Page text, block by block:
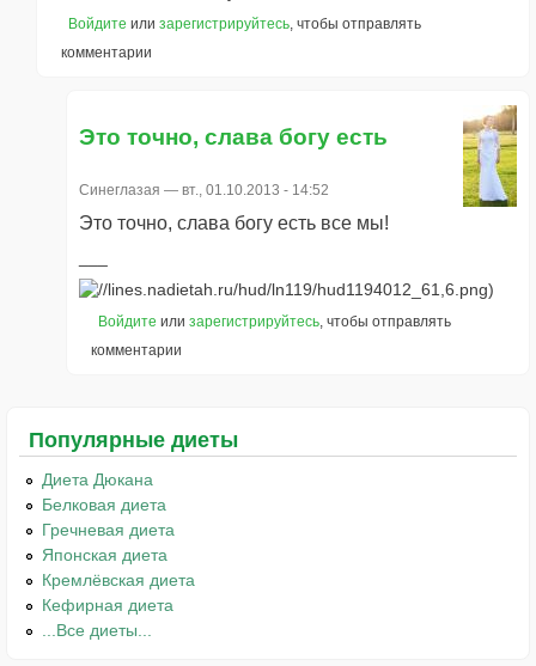
Войдите или зарегистрируйтесь, чтобы отправлять
комментарии
Это точно, слава богу есть
Синеглазая — вт., 01.10.2013 - 14:52
Это точно, слава богу есть все мы!
Войдите или зарегистрируйтесь, чтобы отправлять
комментарии
Популярные диеты
Диета Дюкана
Белковая диета
Гречневая диета
Японская диета
Кремлёвская диета
Кефирная диета
...Все диеты...